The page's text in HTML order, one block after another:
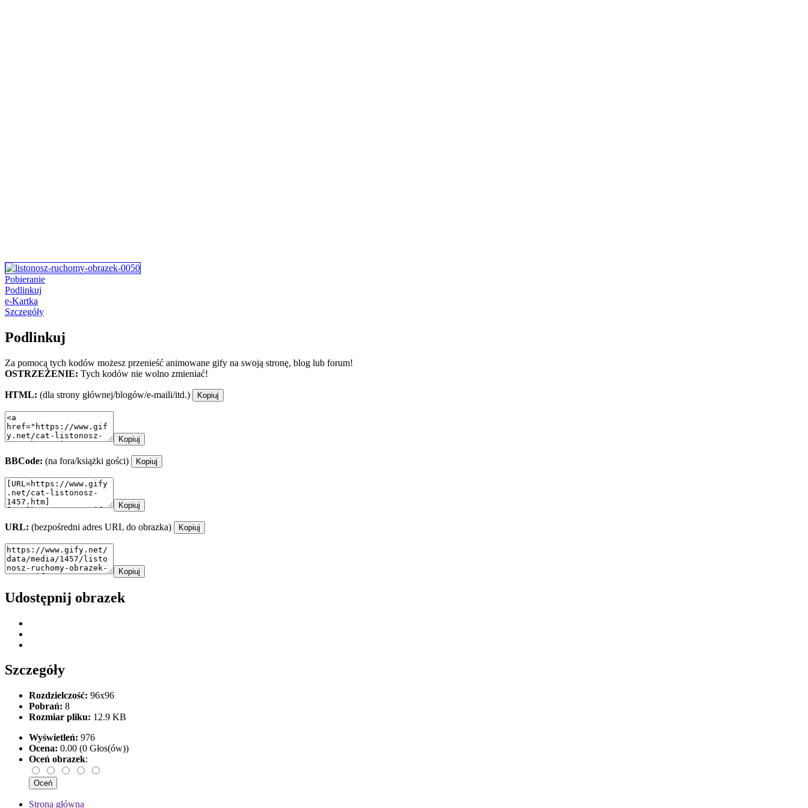
Pobieranie
Podlinkuj
e-Kartka
Szczegóły
Podlinkuj
Za pomocą tych kodów możesz przenieść animowane gify na swoją stronę, blog lub forum!
OSTRZEŻENIE: Tych kodów nie wolno zmieniać!
HTML: (dla strony głównej/blogów/e-maili/itd.) Kopiuj
Kopiuj
BBCode: (na fora/książki gości) Kopiuj
Kopiuj
URL: (bezpośredni adres URL do obrazka) Kopiuj
Kopiuj
Udostępnij obrazek
Szczegóły
Rozdzielczość: 96x96
Pobrań: 8
Rozmiar pliku: 12.9 KB
Wyświetleń: 976
Ocena: 0.00 (0 Głos(ów))
Oceń obrazek:
Strona główna